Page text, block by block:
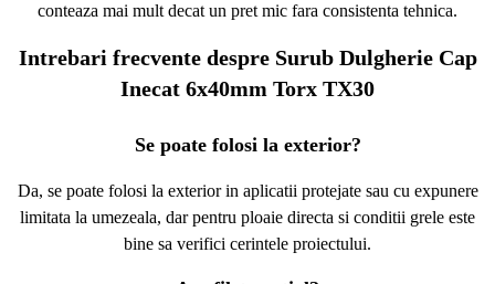
conteaza mai mult decat un pret mic fara consistenta tehnica.
Intrebari frecvente despre Surub Dulgherie Cap
Inecat 6x40mm Torx TX30
Se poate folosi la exterior?
Da, se poate folosi la exterior in aplicatii protejate sau cu expunere
limitata la umezeala, dar pentru ploaie directa si conditii grele este
bine sa verifici cerintele proiectului.